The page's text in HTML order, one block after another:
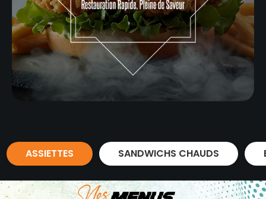
ASSIETTES SANDWICHS CHAUDS